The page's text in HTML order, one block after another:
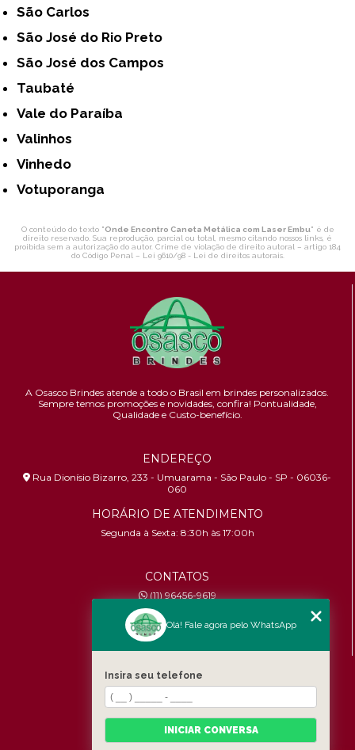
São Carlos
São José do Rio Preto
São José dos Campos
Taubaté
Vale do Paraíba
Valinhos
Vinhedo
Votuporanga
O conteúdo do texto "Onde Encontro Caneta Metálica com Laser Embu" é de
direito reservado. Sua reprodução, parcial ou total, mesmo citando nossos links, é
proibida sem a autorização do autor. Crime de violação de direito autoral – artigo 184
do Código Penal – Lei 9610/98 - Lei de direitos autorais.
A Osasco Brindes atende a todo o Brasil em brindes personalizados.
Sempre temos promoções e novidades, confira! Pontualidade,
Qualidade e Custo-benefício.
ENDEREÇO
Rua Dionísio Bizarro, 233 - Umuarama - São Paulo - SP - 06036-
060
HORÁRIO DE ATENDIMENTO
Segunda à Sexta: 8:30h às 17:00h
CONTATOS
(11) 96456-9619
contato@osascobrindes.com.br
CNPJ:26.434.153/0001-30
MENU
Quem somos
Fale Conosco
Olá! Fale agora pelo WhatsApp
Insira seu telefone
INICIAR CONVERSA